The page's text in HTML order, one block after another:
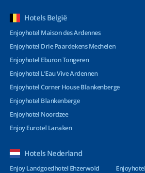
Hotels België
Enjoyhotel Maison des Ardennes
Enjoyhotel Drie Paardekens Mechelen
Enjoyhotel Eburon Tongeren
Enjoyhotel L’Eau Vive Ardennen
Enjoyhotel Corner House Blankenberge
Enjoyhotel Blankenberge
Enjoyhotel Noordzee
Enjoy Eurotel Lanaken
Hotels Nederland
Enjoy Landgoedhotel Ehzerwold